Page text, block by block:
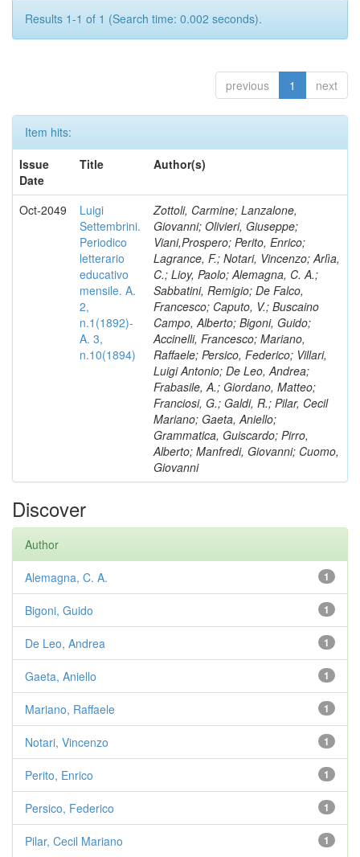
Results 1-1 of 1 (Search time: 0.002 seconds).
previous 1 next
Item hits:
Issue
Date
Title Author(s)
Oct-2049
Luigi
Settembrini.
Periodico
letterario
educativo
mensile. A.
2,
n.1(1892)-
A. 3,
n.10(1894)
Zottoli, Carmine; Lanzalone,
Giovanni; Olivieri, Giuseppe;
Viani,Prospero; Perito, Enrico;
Lagrance, F.; Notari, Vincenzo; Arlìa,
C.; Lioy, Paolo; Alemagna, C. A.;
Sabbatini, Remigio; De Falco,
Francesco; Caputo, V.; Buscaino
Campo, Alberto; Bigoni, Guido;
Accinelli, Francesco; Mariano,
Raffaele; Persico, Federico; Villari,
Luigi Antonio; De Leo, Andrea;
Frabasile, A.; Giordano, Matteo;
Franciosi, G.; Galdi, R.; Pilar, Cecil
Mariano; Gaeta, Aniello;
Grammatica, Guiscardo; Pirro,
Alberto; Manfredi, Giovanni; Cuomo,
Giovanni
Discover
Author
1
Alemagna, C. A.
1
Bigoni, Guido
1
De Leo, Andrea
1
Gaeta, Aniello
1
Mariano, Raffaele
1
Notari, Vincenzo
1
Perito, Enrico
1
Persico, Federico
1
Pilar, Cecil Mariano